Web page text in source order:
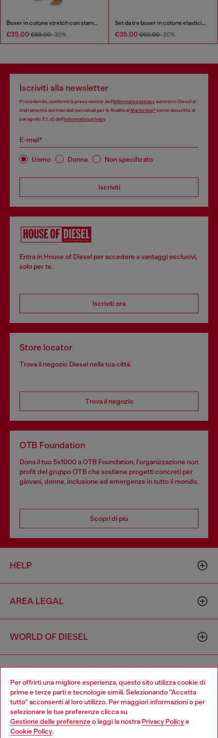
Per offrirti una migliore esperienza, questo sito utilizza cookie di
prime e terze parti e tecnologie simili. Selezionando "Accetta
tutto" acconsenti al loro utilizzo. Per maggiori informazioni o per
selezionare le tue preferenze clicca su
Gestione delle preferenzeo leggi la nostra Privacy Policye
Cookie Policy.
Boxer in cotone stretch con stampa tono su tono
€35.00 €50.00-30%
Set da tre boxer in cotone elasticizzato
€35.00 €50.00-30%
Iscriviti alla newsletter
Procedendo, confermi la presa visione dell’informativa privacyautorizzo Diesel al
trattamento dei miei dati personali per le finalità diMarketing*come descritto al
paragrafo 3.1, d) dell’informativa privacy.
E-mail*
Uomo Donna Non specificato
Iscriviti
Entra in House of Diesel per accedere a vantaggi esclusivi,
solo per te.
Iscriviti ora
Store locator
Trova il negozio Diesel nella tua città.
Trova il negozio
OTB Foundation
Dona il tuo 5x1000 a OTB Foundation, l’organizzazione non
profit del gruppo OTB che sostiene progetti concreti per
giovani, donne, inclusione ed emergenze in tutto il mondo.
Scopri di più
HELP
AREA LEGAL
WORLD OF DIESEL
Choose your location
You are currently browsing Italia website, but it seems you may
be based in United States